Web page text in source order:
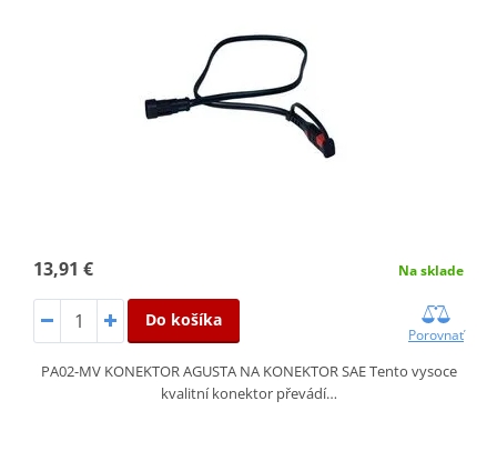
13,91 € Na sklade
Do košíka
Porovnať
PA02-MV KONEKTOR AGUSTA NA KONEKTOR SAE Tento vysoce
kvalitní konektor převádí…